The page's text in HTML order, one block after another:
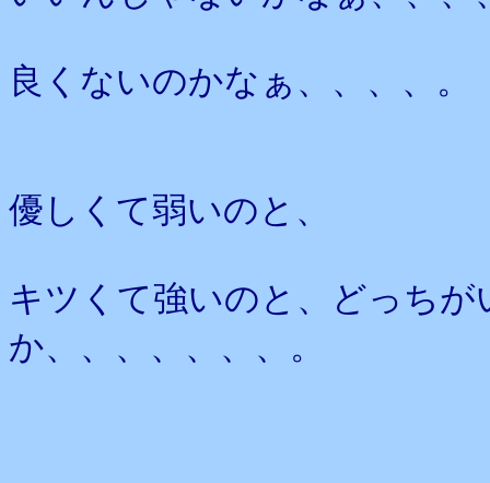
良くないのかなぁ、、、、。
優しくて弱いのと、
キツくて強いのと、どっち
か、、、、、、、。